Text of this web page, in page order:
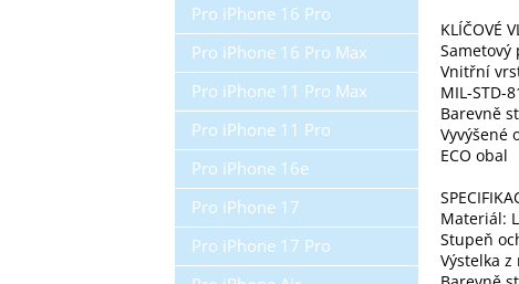
Pro iPhone 16 Pro
Pro iPhone 16 Pro Max
Pro iPhone 11 Pro Max
Pro iPhone 11 Pro
Pro iPhone 16e
Pro iPhone 17
Pro iPhone 17 Pro
KLÍČOVÉ
Sametový
Vnitřní
MIL-STD-
Barevně
Vyvýšené
ECO obal
Materiál:
Stupeň
Výstelka